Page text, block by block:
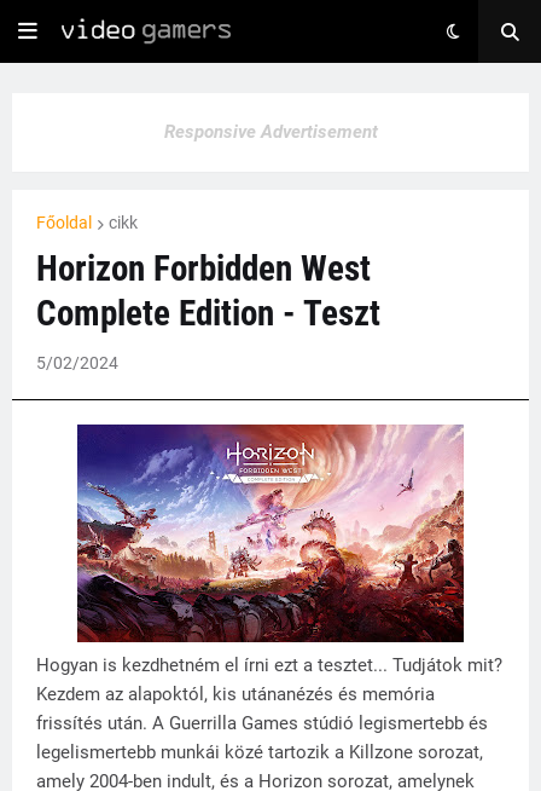
Responsive Advertisement
Főoldal cikk
Horizon Forbidden West
Complete Edition - Teszt
5/02/2024
Hogyan is kezdhetném el írni ezt a tesztet... Tudjátok mit?
Kezdem az alapoktól, kis utánanézés és memória
frissítés után. A Guerrilla Games stúdió legismertebb és
legelismertebb munkái közé tartozik a Killzone sorozat,
amely 2004-ben indult, és a Horizon sorozat, amelynek